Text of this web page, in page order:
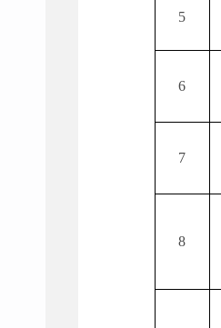
5
6
7
8